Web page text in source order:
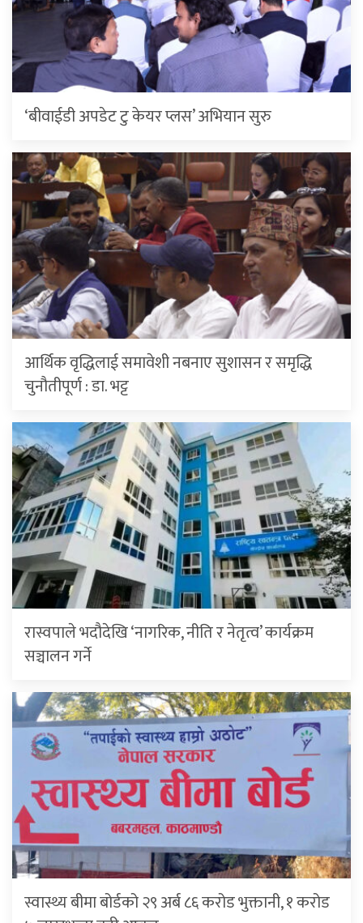
‘बीवाईडी अपडेट टु केयर प्लस’ अभियान सुरु
आर्थिक वृद्धिलाई समावेशी नबनाए सुशासन र समृद्धि
चुनौतीपूर्ण : डा. भट्ट
रास्वपाले भदौदेखि ‘नागरिक, नीति र नेतृत्व’ कार्यक्रम
सञ्चालन गर्ने
स्वास्थ्य बीमा बोर्डको २९ अर्ब ८६ करोड भुक्तानी, १ करोड